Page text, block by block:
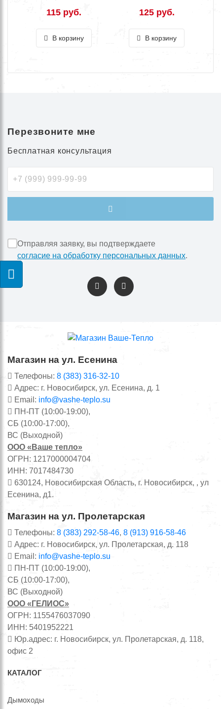
115 руб.
В корзину
125 руб.
В корзину
Перезвоните мне
Бесплатная консультация
Отправляя заявку, вы подтверждаете
согласие на обработку персональных данных.
Магазин на ул. Есенина
Телефоны: 8 (383) 316-32-10
Адрес: г. Новосибирск, ул. Есенина, д. 1
Email: info@vashe-teplo.su
ПН-ПТ (10:00-19:00),
СБ (10:00-17:00),
ВС (Выходной)
ООО «Ваше тепло»
ОГРН: 1217000004704
ИНН: 7017484730
630124, Новосибирская Область, г. Новосибирск, , ул
Есенина, д1.
Магазин на ул. Пролетарская
Телефоны: 8 (383) 292-58-46, 8 (913) 916-58-46
Адрес: г. Новосибирск, ул. Пролетарская, д. 118
Email: info@vashe-teplo.su
ПН-ПТ (10:00-19:00),
СБ (10:00-17:00),
ВС (Выходной)
ООО «ГЕЛИОС»
ОГРН: 1155476037090
ИНН: 5401952221
Юр.адрес: г. Новосибирск, ул. Пролетарская, д. 118,
офис 2
КАТАЛОГ
Дымоходы